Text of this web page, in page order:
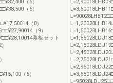
（5）
（6）
（8）
（9）
幕板セット
（6）